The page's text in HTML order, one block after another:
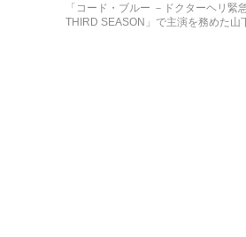
「コード・ブルー －ドクターヘリ緊
THIRD SEASON」で主演を務めた山